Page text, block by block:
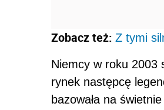
Zobacz też: Z tymi
Niemcy w roku 2003
rynek następcę
bazowała na